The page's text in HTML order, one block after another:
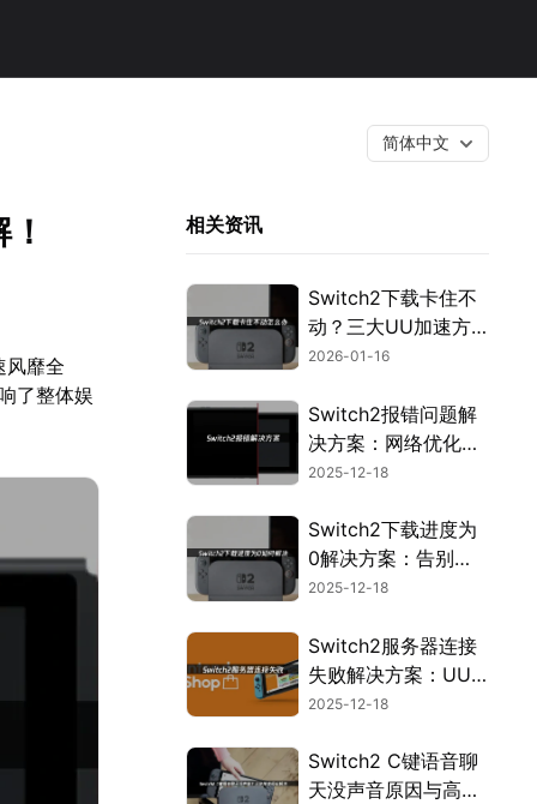
简体中文
风靡全
了整体娱
相关资讯
Switch2下载卡住不
动？三大UU加速方
案高效解决！
2026-01-16
Switch2报错问题解
决方案：网络优化全
指南！
2025-12-18
Switch2下载进度为
0解决方案：告别进
度为0的困扰！
2025-12-18
Switch2服务器连接
失败解决方案：UU
加速器使用指南！
2025-12-18
Switch2 C键语音聊
天没声音原因与高效